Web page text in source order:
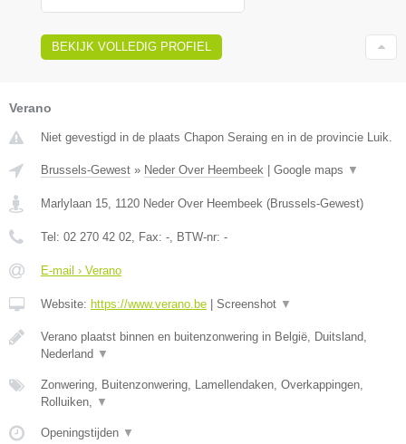
BEKIJK VOLLEDIG PROFIEL
Verano
Niet gevestigd in de plaats Chapon Seraing en in de provincie Luik.
Brussels-Gewest » Neder Over Heembeek Google maps ▼
Marlylaan 15, 1120 Neder Over Heembeek (Brussels-Gewest)
Tel: 02 270 42 02, Fax: -, BTW-nr: -
E-mail › Verano
Website: https://www.verano.be Screenshot ▼
Verano plaatst binnen en buitenzonwering in België, Duitsland,
Nederland ▼
Zonwering, Buitenzonwering, Lamellendaken, Overkappingen,
Rolluiken, ▼
Openingstijden ▼